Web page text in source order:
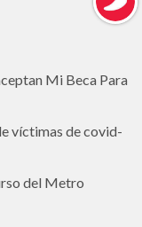
Mi Beca Para
víctimas de covid-
del Metro